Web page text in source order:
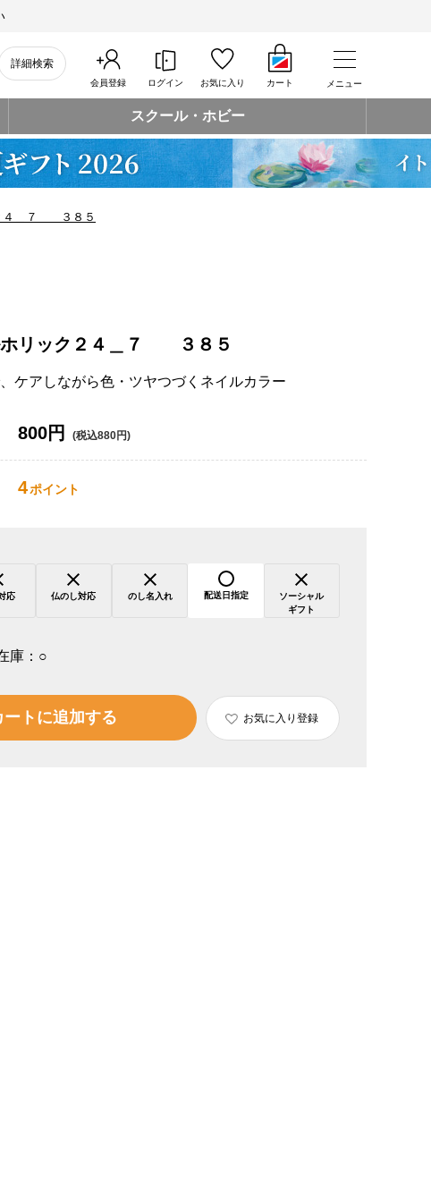
詳細検索
会員登録 ログイン お気に入り カート メニュー
スクール・ホビー
４＿７ ３８５
リック２４＿７ ３８５
ケアしながら色・ツヤつづくネイルカラー
800円 (税込880円)
4ポイント
応 仏のし対応 のし名入れ 配送日指定
ソーシャル
ギフト
庫： ○
ートに追加する お気に入り登録